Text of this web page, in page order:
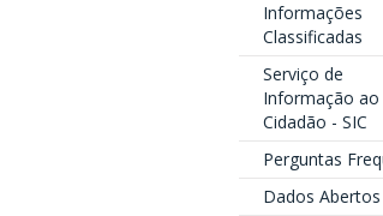
Informações
Classificadas
Serviço de
Informação ao
Cidadão - SIC
Perguntas
Dados Abertos